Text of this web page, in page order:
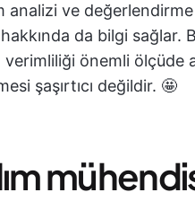
analizi ve
da bilgi sağlar.
verimliliği önemli ölçüde
şaşırtıcı değildir. 🤩